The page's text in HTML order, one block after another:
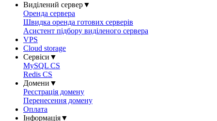
Виділений сервер▼
Оренда сервера
Швидка оренда готових серверів
Асистент підбору виділеного сервера
VPS
Cloud storage
Сервіси ▼
MySQL CS
Redis CS
Домени ▼
Реєстрація домену
Перенесення домену
Оплата
Інформація▼